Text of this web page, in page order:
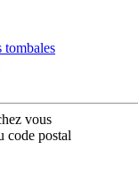
tombales
vous
code postal